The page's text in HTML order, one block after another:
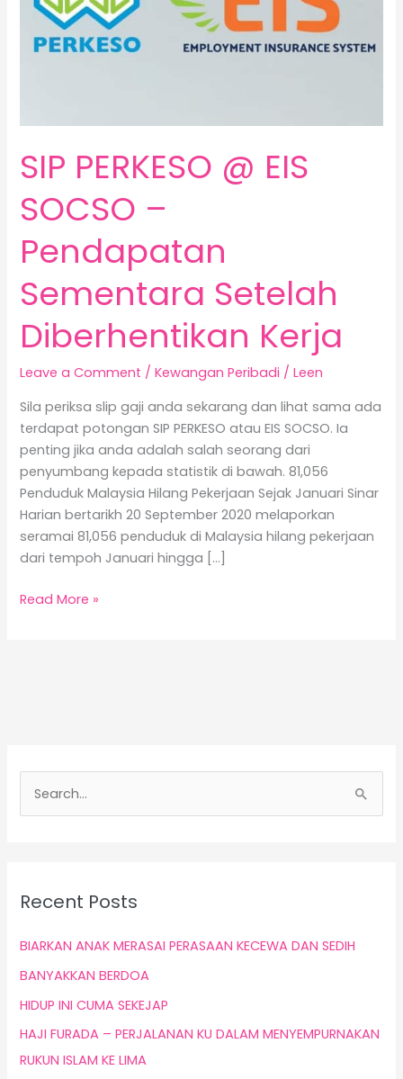
SIP PERKESO @ EIS
SOCSO –
Pendapatan
Sementara Setelah
Diberhentikan Kerja
Leave a Comment /Kewangan Peribadi /Leen
Sila periksa slip gaji anda sekarang dan lihat sama ada
terdapat potongan SIP PERKESO atau EIS SOCSO. Ia
penting jika anda adalah salah seorang dari
penyumbang kepada statistik di bawah. 81,056
Penduduk Malaysia Hilang Pekerjaan Sejak Januari Sinar
Harian bertarikh 20 September 2020 melaporkan
seramai 81,056 penduduk di Malaysia hilang pekerjaan
dari tempoh Januari hingga […]
SIP
Setelah
Diberhentikan
Kerja
Read More »
h
f
Recent Posts
BIARKAN ANAK MERASAI PERASAAN KECEWA DAN SEDIH
BANYAKKAN BERDOA
HIDUP INI CUMA SEKEJAP
HAJI FURADA – PERJALANAN KU DALAM MENYEMPURNAKAN
RUKUN ISLAM KE LIMA